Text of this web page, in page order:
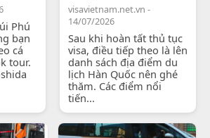
Phú
bạn
cá
tour.
visavietnam.net.vn -
14/07/2026
Sau khi hoàn tất thủ tục
visa, điều tiếp theo là lên
danh sách địa điểm du
lịch Hàn Quốc nên ghé
thăm. Các điểm nổi
tiến...